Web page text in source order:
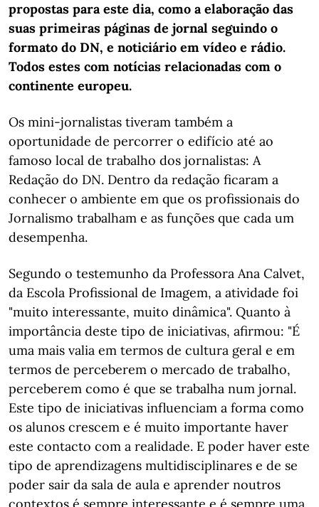
propostas para este dia, como a elaboração das
suas primeiras páginas de jornal seguindo o
formato do DN, e noticiário em vídeo e rádio.
Todos estes com notícias relacionadas com o
continente europeu.
Os mini-jornalistas tiveram também a
oportunidade de percorrer o edifício até ao
famoso local de trabalho dos jornalistas: A
Redação do DN. Dentro da redação ficaram a
conhecer o ambiente em que os profissionais do
Jornalismo trabalham e as funções que cada um
desempenha.
Segundo o testemunho da Professora Ana Calvet,
da Escola Profissional de Imagem, a atividade foi
"muito interessante, muito dinâmica". Quanto à
importância deste tipo de iniciativas, afirmou: "É
uma mais valia em termos de cultura geral e em
termos de perceberem o mercado de trabalho,
perceberem como é que se trabalha num jornal.
Este tipo de iniciativas influenciam a forma como
os alunos crescem e é muito importante haver
este contacto com a realidade. E poder haver este
tipo de aprendizagens multidisciplinares e de se
poder sair da sala de aula e aprender noutros